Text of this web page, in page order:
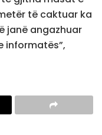
të caktuar ka
janë angazhuar
informatës”,